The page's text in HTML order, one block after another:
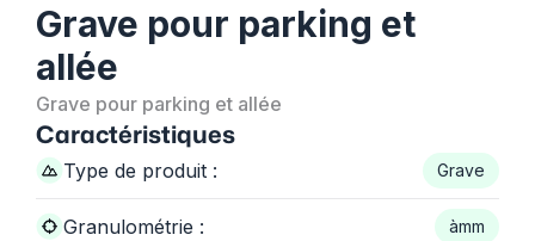
Grave pour parking et
allée
Grave pour parking et allée
Caractéristiques
Type de produit : Grave
Granulométrie : àmm